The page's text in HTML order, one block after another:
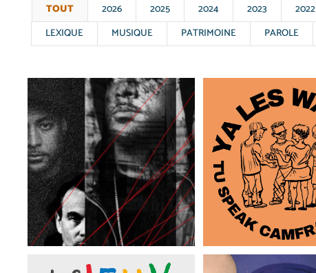
TOUT 2026 2025 2024 2023 2022
LEXIQUE
MUSIQUE PATRIMOINE PAROLE